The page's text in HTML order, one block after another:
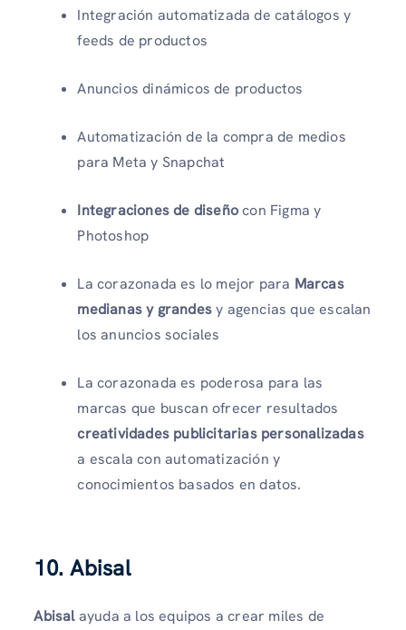
Integración automatizada de catálogos y
feeds de productos
Anuncios dinámicos de productos
Automatización de la compra de medios
para Meta y Snapchat
Integraciones de diseñocon Figma y
Photoshop
La corazonada es lo mejor para Marcas
medianas y grandesy agencias que escalan
los anuncios sociales
La corazonada es poderosa para las
marcas que buscan ofrecer resultados
creatividades publicitarias personalizadas
a escala con automatización y
conocimientos basados ​​en datos.
10. Abisal
Abisalayuda a los equipos a crear miles de